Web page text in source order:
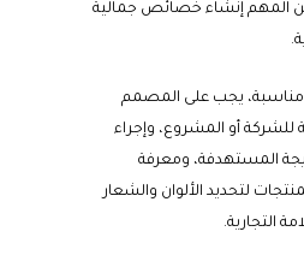
المهم إنشاء خصائص جمالية
مناسبة، يجب على المصمم
للشركة أو المشروع، وإجراء
المستهدفة، ومعرفة
لتحديد الألوان والشعار
التجارية.